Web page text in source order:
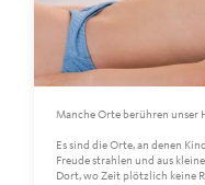
Manche Orte berühren unser
Es sind die Orte, an denen
Freude strahlen und aus
Dort, wo Zeit plötzlich keine